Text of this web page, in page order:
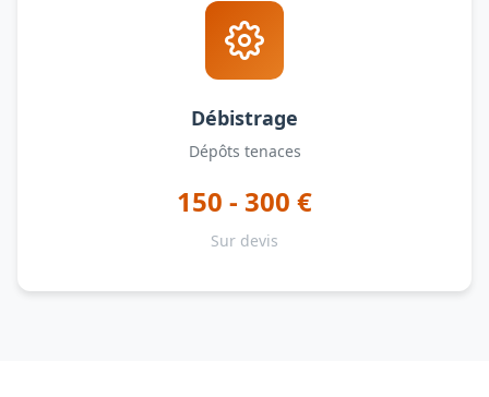
Débistrage
Dépôts tenaces
150 - 300 €
Sur devis